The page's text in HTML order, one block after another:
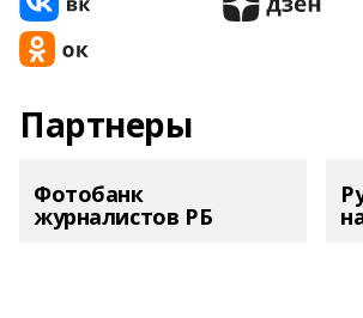
Партнеры
Фотобанк
журналистов РБ